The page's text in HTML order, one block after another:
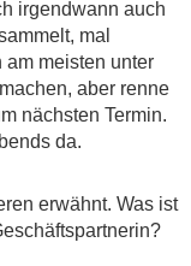
irgendwann auch
mal
am meisten unter
aber renne
nächsten Termin.
da.
erwähnt. Was ist